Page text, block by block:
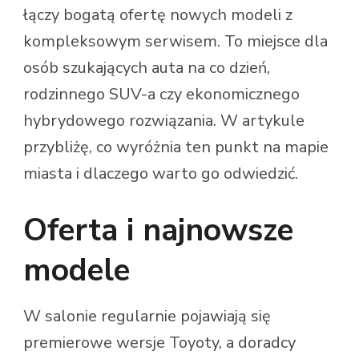
łączy bogatą ofertę nowych modeli z
kompleksowym serwisem. To miejsce dla
osób szukających auta na co dzień,
rodzinnego SUV-a czy ekonomicznego
hybrydowego rozwiązania. W artykule
przybliżę, co wyróżnia ten punkt na mapie
miasta i dlaczego warto go odwiedzić.
Oferta i najnowsze
modele
W salonie regularnie pojawiają się
premierowe wersje Toyoty, a doradcy